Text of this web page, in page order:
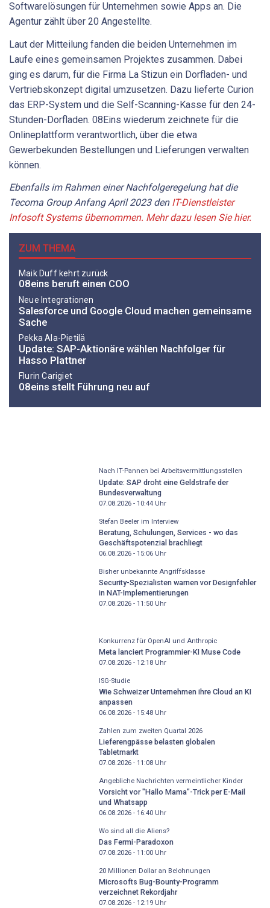
Softwarelösungen für Unternehmen sowie Apps an. Die
Agentur zählt über 20 Angestellte.
Laut der Mitteilung fanden die beiden Unternehmen im
Laufe eines gemeinsamen Projektes zusammen. Dabei
ging es darum, für die Firma La Stizun ein Dorfladen- und
Vertriebskonzept digital umzusetzen. Dazu lieferte Curion
das ERP-System und die Self-Scanning-Kasse für den 24-
Stunden-Dorfladen. 08Eins wiederum zeichnete für die
Onlineplattform verantwortlich, über die etwa
Gewerbekunden Bestellungen und Lieferungen verwalten
können.
Ebenfalls im Rahmen einer Nachfolgeregelung hat die
Tecoma Group Anfang April 2023 den IT-Dienstleister
Infosoft Systems übernommen. Mehr dazu lesen Sie hier.
ZUM THEMA
Maik Duff kehrt zurück
08eins beruft einen COO
Neue Integrationen
Salesforce und Google Cloud machen gemeinsame
Sache
Pekka Ala-Pietilä
Update: SAP-Aktionäre wählen Nachfolger für
Hasso Plattner
Flurin Carigiet
08eins stellt Führung neu auf
Nach IT-Pannen bei Arbeitsvermittlungsstellen
Update: SAP droht eine Geldstrafe der
Bundesverwaltung
07.08.2026 - 10:44Uhr
Stefan Beeler im Interview
Beratung, Schulungen, Services - wo das
Geschäftspotenzial brachliegt
06.08.2026 - 15:06Uhr
Bisher unbekannte Angriffsklasse
Security-Spezialisten warnen vor Designfehler
in NAT-Implementierungen
07.08.2026 - 11:50Uhr
Konkurrenz für OpenAI und Anthropic
Meta lanciert Programmier-KI Muse Code
07.08.2026 - 12:18Uhr
ISG-Studie
Wie Schweizer Unternehmen ihre Cloud an KI
anpassen
06.08.2026 - 15:48Uhr
Zahlen zum zweiten Quartal 2026
Lieferengpässe belasten globalen
Tabletmarkt
07.08.2026 - 11:08Uhr
Angebliche Nachrichten vermeintlicher Kinder
Vorsicht vor "Hallo Mama"-Trick per E-Mail
und Whatsapp
06.08.2026 - 16:40Uhr
Wo sind all die Aliens?
Das Fermi-Paradoxon
07.08.2026 - 11:00Uhr
20 Millionen Dollar an Belohnungen
Microsofts Bug-Bounty-Programm
verzeichnet Rekordjahr
07.08.2026 - 12:19Uhr